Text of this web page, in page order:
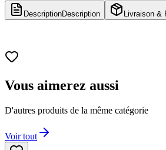
DescriptionDescription Livraison &
Vous aimerez aussi
D'autres produits de la même catégorie
Voir tout